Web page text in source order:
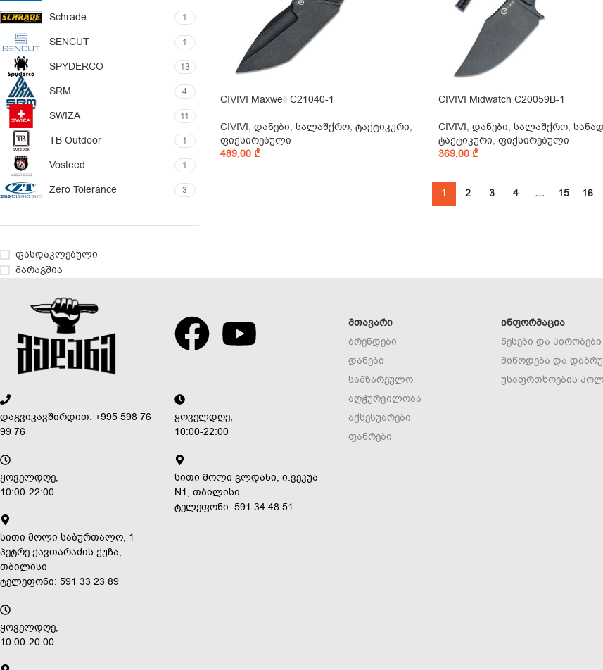
Schrade 1
SENCUT 1
SPYDERCO 13
SRM 4
SWIZA 11
TB Outdoor 1
Vosteed 1
Zero Tolerance 3
ფასდაკლებული
მარაგშია
CIVIVI Maxwell C21040-1
CIVIVI, დანები, სალაშქრო, ტაქტიკური,
ფიქსირებული
489,00 ₾
CIVIVI Midwatch C20059B-1
CIVIVI, დანები, სალაშქრო,
ტაქტიკური, ფიქსირებული
369,00 ₾
1 2 3 4 … 15 16
დაგვიკავშირდით: +995 598 76
99 76
ყოველდღე,
10:00-22:00
სითი მოლი საბურთალო, 1
პეტრე ქავთარაძის ქუჩა,
თბილისი
ტელეფონი: 591 33 23 89
ყოველდღე,
10:00-20:00
ყოველდღე,
10:00-22:00
სითი მოლი გლდანი, ი.ვეკუა
N1, თბილისი
ტელეფონი: 591 34 48 51
ᲛᲗᲐᲕᲐᲠᲘ
ბრენდები
დანები
სამზარეულო
აღჭურვილობა
აქსესუარები
ფანრები
ᲘᲜᲤᲝᲠᲛᲐᲪᲘᲐ
წესები და პირობები
მიწოდება და
უსაფრთხოების